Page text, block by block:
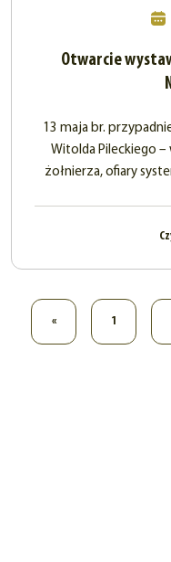
Otwarcie
13 maja br.
Witolda Pileckiego
żołnierza, ofiary
« 1